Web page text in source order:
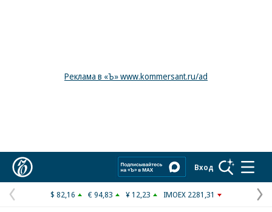
Реклама в «Ъ» www.kommersant.ru/ad
Вход
Предыдущая
$ 82,16 € 94,83 ¥ 12,23 IMOEX 2281,31